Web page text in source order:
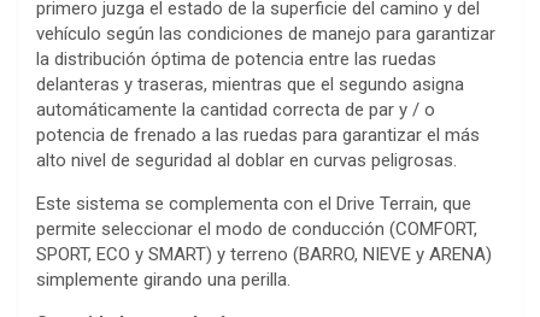
primero juzga el estado de la superficie del camino y del
vehículo según las condiciones de manejo para garantizar
la distribución óptima de potencia entre las ruedas
delanteras y traseras, mientras que el segundo asigna
automáticamente la cantidad correcta de par y / o
potencia de frenado a las ruedas para garantizar el más
alto nivel de seguridad al doblar en curvas peligrosas.
Este sistema se complementa con el Drive Terrain, que
permite seleccionar el modo de conducción (COMFORT,
SPORT, ECO y SMART) y terreno (BARRO, NIEVE y ARENA)
simplemente girando una perilla.